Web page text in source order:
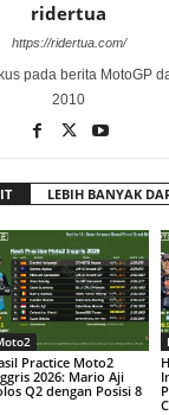
ridertua
https://ridertua.com/
pada berita MotoGP
2010
LEBIH BANYAK
Practice Moto2
2026: Mario Aji
Q2 dengan Posisi 8